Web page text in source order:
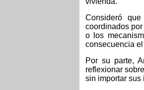
Consideró
coordinados
o los
consecuencia
Por su parte,
reflexionar
sin importar sus